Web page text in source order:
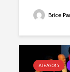
Brice
ATEA2015